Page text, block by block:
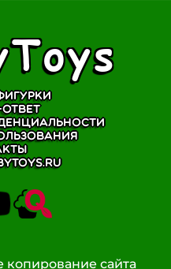
копирование сайта